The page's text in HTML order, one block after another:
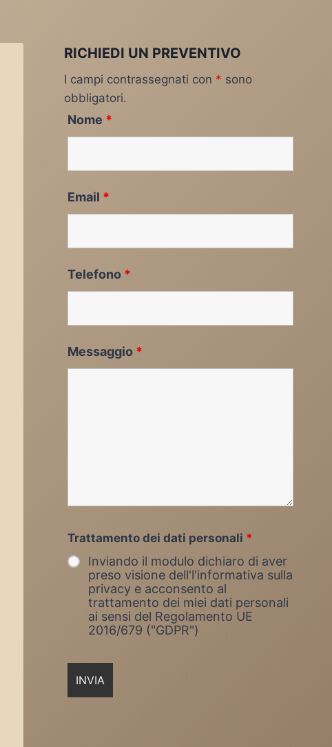
RICHIEDI UN PREVENTIVO
I campi contrassegnati con * sono
obbligatori.
Nome *
Email *
Telefono *
Messaggio *
Trattamento dei dati personali *
Inviando il modulo dichiaro di aver
preso visione dell'l'informativa sulla
privacy e acconsento al
trattamento dei miei dati personali
ai sensi del Regolamento UE
2016/679 ("GDPR")